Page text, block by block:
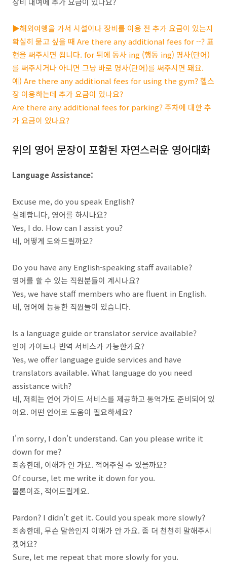
▶해외여행을 가서 시설이나 장비를 이용 전 추가 요금이 있는지
확실히 묻고 싶을 때 Are there any additional fees for --? 표
현을 써주시면 됩니다. for 뒤에 동사 ing (행동 ing) 명사(단어)
를 써주시거나 아니면 그냥 바로 명사(단어)를 써주시면 돼요.
예) Are there any additional fees for using the gym? 헬스
장 이용하는데 추가 요금이 있나요?
Are there any additional fees for parking? 주차에 대한 추
가 요금이 있나요?
위의 영어 문장이 포함된 자연스러운 영어대화
Language Assistance:
Excuse me, do you speak English?
실례합니다, 영어를 하시나요?
Yes, I do. How can I assist you?
네, 어떻게 도와드릴까요?
Do you have any English-speaking staff available?
영어를 할 수 있는 직원분들이 계시나요?
Yes, we have staff members who are fluent in English.
네, 영어에 능통한 직원들이 있습니다.
Is a language guide or translator service available?
언어 가이드나 번역 서비스가 가능한가요?
Yes, we offer language guide services and have
translators available. What language do you need
assistance with?
네, 저희는 언어 가이드 서비스를 제공하고 통역가도 준비되어 있
어요. 어떤 언어로 도움이 필요하세요?
I'm sorry, I don't understand. Can you please write it
down for me?
죄송한데, 이해가 안 가요. 적어주실 수 있을까요?
Of course, let me write it down for you.
물론이죠, 적어드릴게요.
Pardon? I didn't get it. Could you speak more slowly?
죄송한데, 무슨 말씀인지 이해가 안 가요. 좀 더 천천히 말해주시
겠어요?
Sure, let me repeat that more slowly for you.